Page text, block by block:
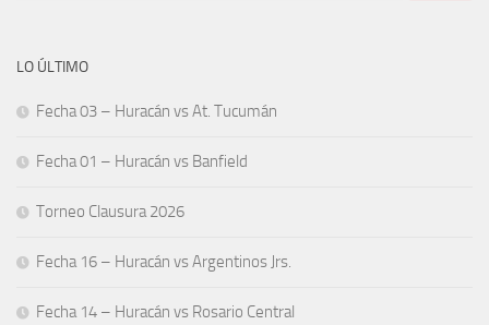
LO ÚLTIMO
Fecha 03 – Huracán vs At. Tucumán
Fecha 01 – Huracán vs Banfield
Torneo Clausura 2026
Fecha 16 – Huracán vs Argentinos Jrs.
Fecha 14 – Huracán vs Rosario Central